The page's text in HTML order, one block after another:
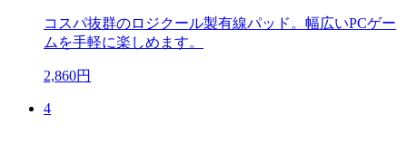
コスパ抜群のロジクール製有線パッド。幅広いPCゲー
ムを手軽に楽しめます。
2,860円
4